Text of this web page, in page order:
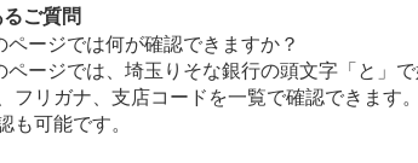
ご質問
ページでは何が確認できますか？
ページでは、埼玉りそな銀行の頭文字「と」
フリガナ、支店コードを一覧で確認できます
も可能です。